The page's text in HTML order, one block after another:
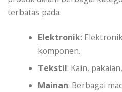
terbatas pada:
Elektronik:
komponen.
Tekstil: Kain,
Mainan: Berbagai